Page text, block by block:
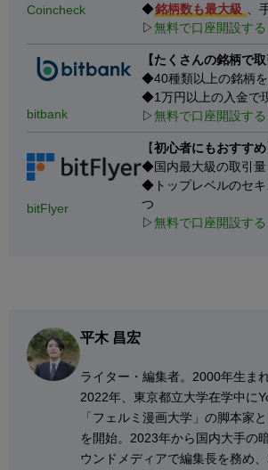
Coincheck ◆銘柄数も最大級
、
▷無料で口座開設する
bitbank
【たくさんの銘柄で
◆40種類以上の銘柄
◆1万円以上の入金で
▷無料で口座開設する
bitFlyer
【初心者にもおすすめ
◆国内最大級の取引量
◆トップレベルのセ
つ
▷無料で口座開設する
平木 昌宏
ライター・編集者。2000年生ま
2022年、東京都立大学在学中に
「フェルミ漫画大学」の脚本家
を開始。2023年から国内大手の
ウンドメディアで編集長を務め